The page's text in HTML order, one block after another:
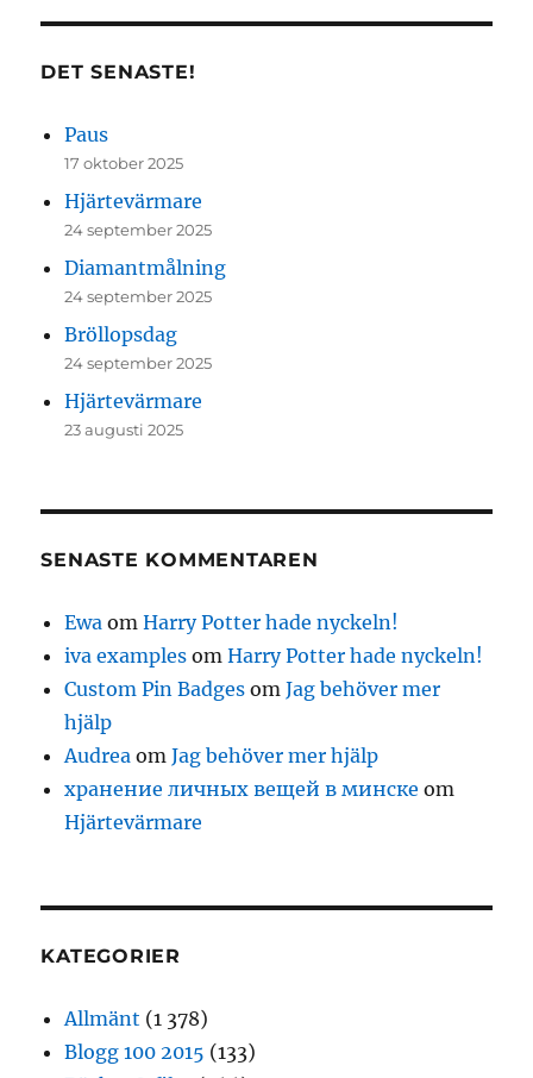
DET SENASTE!
Paus
17 oktober 2025
Hjärtevärmare
24 september 2025
Diamantmålning
24 september 2025
Bröllopsdag
24 september 2025
Hjärtevärmare
23 augusti 2025
SENASTE KOMMENTAREN
Ewa omHarry Potter hade nyckeln!
iva examples omHarry Potter hade nyckeln!
Custom Pin Badges omJag behöver mer
hjälp
Audrea omJag behöver mer hjälp
хранение личных вещей в минске om
Hjärtevärmare
KATEGORIER
Allmänt (1 378)
Blogg 100 2015 (133)